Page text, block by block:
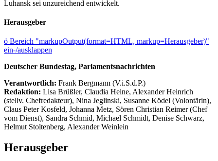
Luhansk sei unzureichend entwickelt.
Herausgeber
ö Bereich "markupOutput(format=HTML, markup=Herausgeber)"
ein-/ausklappen
Deutscher Bundestag, Parlamentsnachrichten
Verantwortlich: Frank Bergmann (V.i.S.d.P.)
Redaktion: Lisa Brüßler, Claudia Heine, Alexander Heinrich
(stellv. Chefredakteur), Nina Jeglinski, Susanne Ködel (Volontärin),
Claus Peter Kosfeld, Johanna Metz, Sören Christian Reimer (Chef
vom Dienst), Sandra Schmid, Michael Schmidt, Denise Schwarz,
Helmut Stoltenberg, Alexander Weinlein
Herausgeber